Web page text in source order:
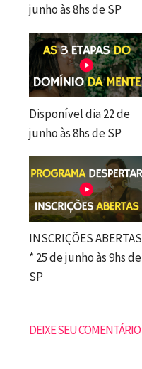
junho às 8hs de SP
Disponível dia 22 de
junho às 8hs de SP
INSCRIÇÕES ABERTAS
* 25 de junho às 9hs de
SP
DEIXE SEU COMENTÁRIO